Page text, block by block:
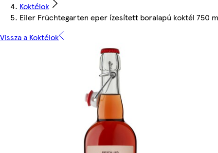
Koktélok
Eiler Früchtegarten eper ízesített boralapú koktél 750
Vissza a Koktélok